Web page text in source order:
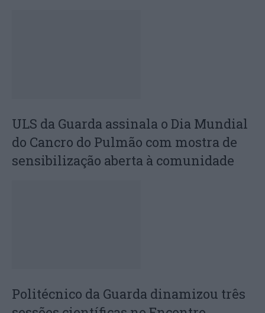
ULS da Guarda assinala o Dia Mundial
do Cancro do Pulmão com mostra de
sensibilização aberta à comunidade
Politécnico da Guarda dinamizou três